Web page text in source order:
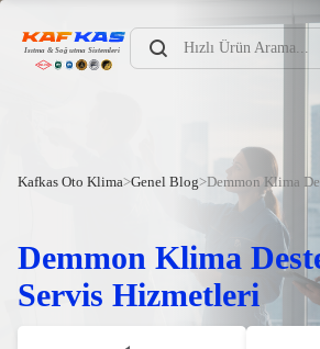
Products
search
Kafkas Oto Klima>Genel Blog>Demmon Klima
Demmon Klima
Servis Hizmetleri